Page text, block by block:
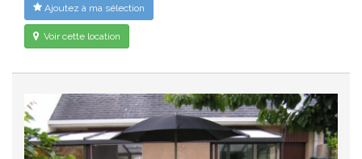
Ajoutez à ma sélection
Voir cette location